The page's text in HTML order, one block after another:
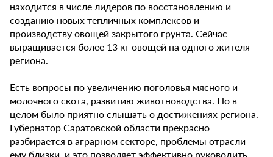
находится в числе лидеров по восстановлению и
созданию новых тепличных комплексов и
производству овощей закрытого грунта. Сейчас
выращивается более 13 кг овощей на одного жителя
региона.
Есть вопросы по увеличению поголовья мясного и
молочного скота, развитию животноводства. Но в
целом было приятно слышать о достижениях региона.
Губернатор Саратовской области прекрасно
разбирается в аграрном секторе, проблемы отрасли